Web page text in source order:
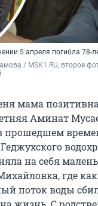
5 апреля погибла 78-
/ MSK1.RU, второе
мама
Аминат
прошедшем
на себя
где
поток воды сбил